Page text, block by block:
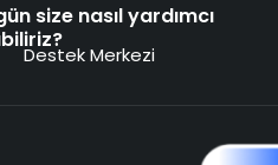
size nasıl yardımcı
Destek Merkezi